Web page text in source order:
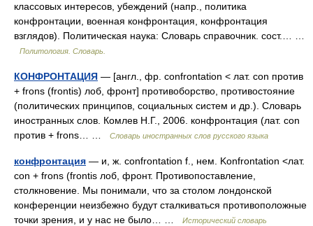
классовых интересов, убеждений (напр., политика
конфронтации, военная конфронтация, конфронтация
взглядов). Политическая наука: Словарь справочник. сост.… …
Политология. Словарь.
КОНФРОНТАЦИЯ — [англ., фр. confrontation < лат. con против
+ frons (frontis) лоб, фронт] противоборство, противостояние
(политических принципов, социальных систем и др.). Словарь
иностранных слов. Комлев Н.Г., 2006. конфронтация (лат. con
против + frons… …
Словарь иностранных слов русского языка
конфронтация — и, ж. confrontation f., нем. Konfrontation <лат.
con + frons (frontis лоб, фронт. Противопоставление,
столкновение. Мы понимали, что за столом лондонской
конференции неизбежно будут сталкиваться противоположные
точки зрения, и у нас не было… …
Исторический словарь